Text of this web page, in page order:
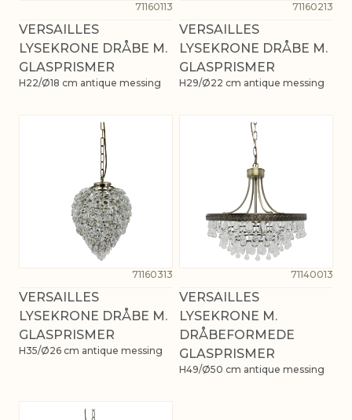
71160113
VERSAILLES
LYSEKRONE DRÅBE M.
GLASPRISMER
H22/Ø18 cm antique messing
71160213
VERSAILLES
LYSEKRONE DRÅBE M.
GLASPRISMER
H29/Ø22 cm antique messing
71160313
VERSAILLES
LYSEKRONE DRÅBE M.
GLASPRISMER
H35/Ø26 cm antique messing
71140013
VERSAILLES
LYSEKRONE M.
DRÅBEFORMEDE
GLASPRISMER
H49/Ø50 cm antique messing